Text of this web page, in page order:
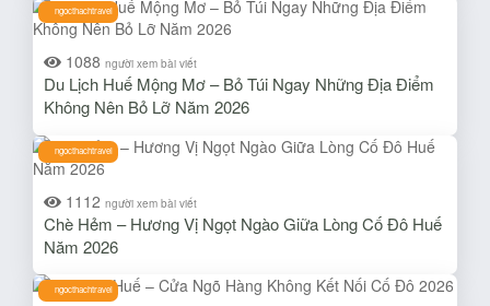
ngocthachtravel
1088 người xem bài viết
Du Lịch Huế Mộng Mơ – Bỏ Túi Ngay Những Địa Điểm
Không Nên Bỏ Lỡ Năm 2026
ngocthachtravel
1112 người xem bài viết
Chè Hẻm – Hương Vị Ngọt Ngào Giữa Lòng Cố Đô Huế
Năm 2026
ngocthachtravel